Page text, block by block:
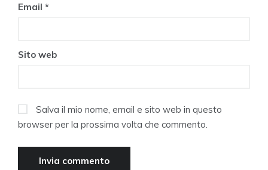
Email *
Sito web
Salva il mio nome, email e sito web in questo
browser per la prossima volta che commento.